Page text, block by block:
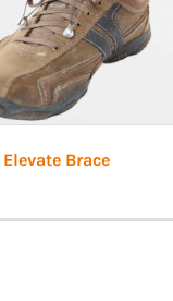
Elevate Brace